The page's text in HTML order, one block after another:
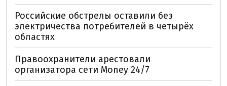
Российские обстрелы оставили без
электричества потребителей в четырёх
областях
Правоохранители арестовали
организатора сети Money 24/7